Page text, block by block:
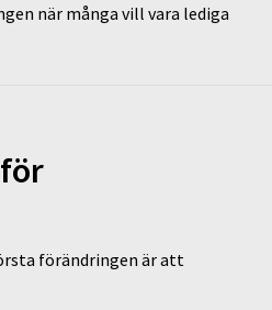
när många vill vara lediga
förändringen är att